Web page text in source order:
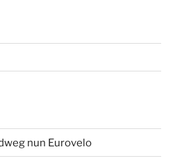
nun Eurovelo